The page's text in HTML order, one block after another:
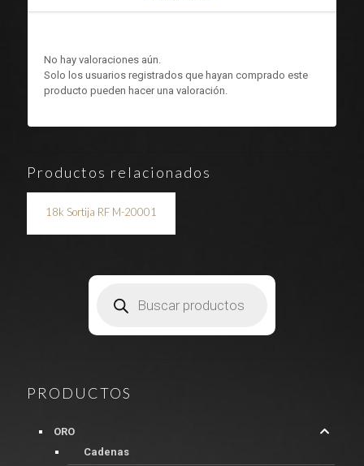
No hay valoraciones aún.
Solo los usuarios registrados que hayan comprado este
producto pueden hacer una valoración.
Productos relacionados
18k Sortija RF M-20001
PRODUCTOS
ORO
Cadenas